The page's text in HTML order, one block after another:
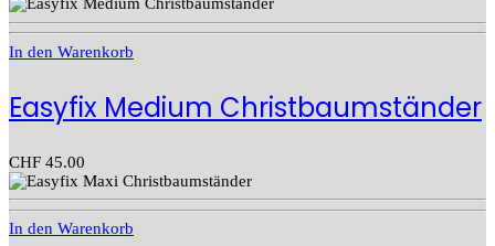
In den Warenkorb
Easyfix Medium Christbaumständer
CHF 45.00
In den Warenkorb